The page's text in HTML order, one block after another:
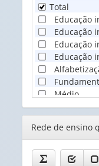
Total
Educação
Educação
Educação
Educação
Médio
Superior
Editor
Rede de ensino